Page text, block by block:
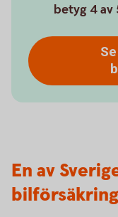
betyg 4 av
En av